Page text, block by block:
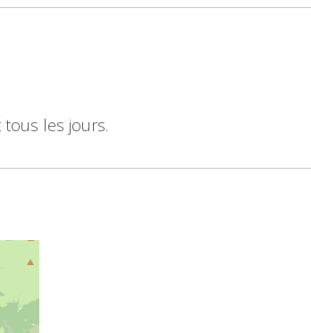
les jours.